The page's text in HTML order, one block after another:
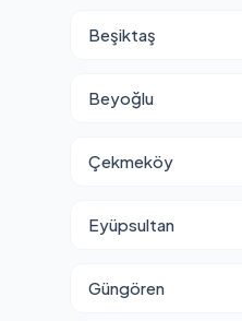
Beşiktaş
Beyoğlu
Çekmeköy
Eyüpsultan
Güngören